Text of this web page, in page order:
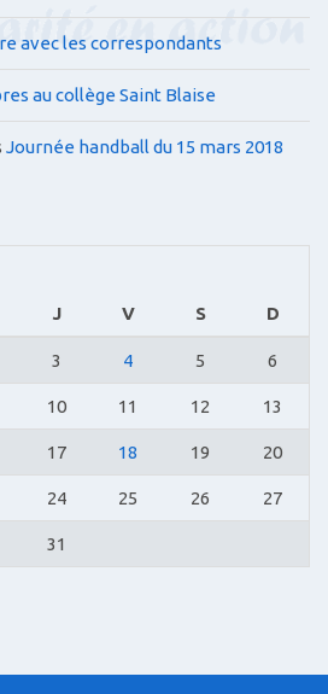
avec les correspondants
au collège Saint Blaise
Journée handball du 15 mars 2018
J V S D
3 4 5 6
10 11 12 13
17 18 19 20
24 25 26 27
31